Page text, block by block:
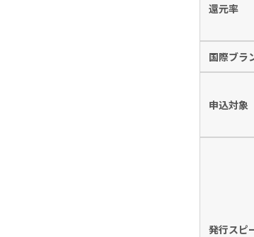
還元率
国際ブラ
申込対象
発行スピ